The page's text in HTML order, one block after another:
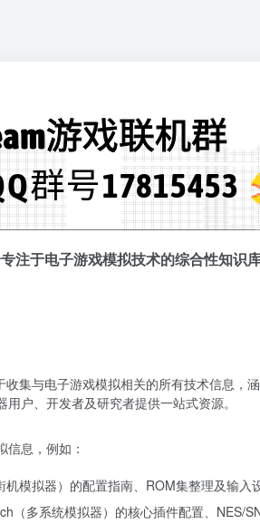
注于电子游戏模拟技术的综合性知识
集与电子游戏模拟相关的所有技术信息，
户、开发者及研究者提供一站式资源。
息，例如：
机模拟器）的配置指南、ROM集整理及输入
（多系统模拟器）的核心插件配置、NES/